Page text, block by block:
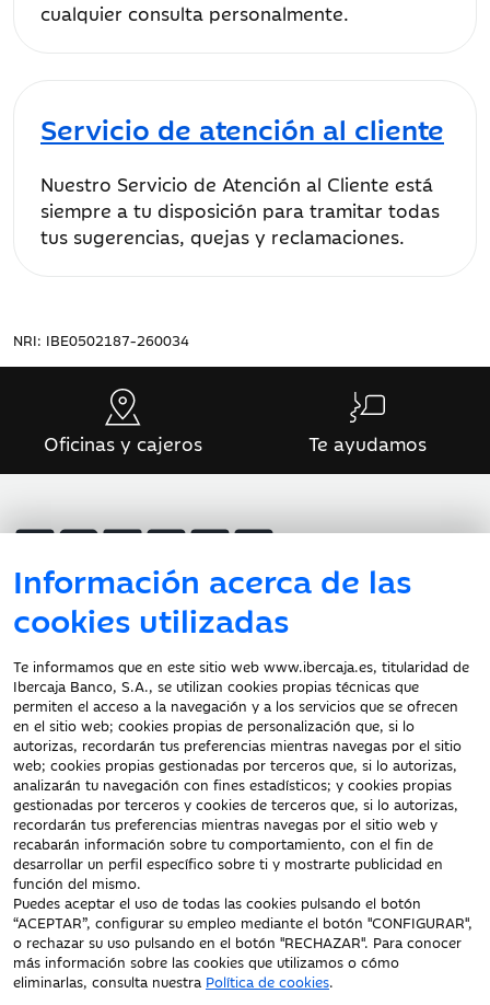
cualquier consulta personalmente.
Servicio de atención al cliente
Nuestro Servicio de Atención al Cliente está
siempre a tu disposición para tramitar todas
tus sugerencias, quejas y reclamaciones.
NRI: IBE0502187-260034
Información acerca de las
cookies utilizadas
Te informamos que en este sitio web www.ibercaja.es, titularidad de
Ibercaja Banco, S.A., se utilizan cookies propias técnicas que
permiten el acceso a la navegación y a los servicios que se ofrecen
en el sitio web; cookies propias de personalización que, si lo
autorizas, recordarán tus preferencias mientras navegas por el sitio
web; cookies propias gestionadas por terceros que, si lo autorizas,
analizarán tu navegación con fines estadísticos; y cookies propias
gestionadas por terceros y cookies de terceros que, si lo autorizas,
recordarán tus preferencias mientras navegas por el sitio web y
recabarán información sobre tu comportamiento, con el fin de
desarrollar un perfil específico sobre ti y mostrarte publicidad en
función del mismo.
Puedes aceptar el uso de todas las cookies pulsando el botón
“ACEPTAR”, configurar su empleo mediante el botón "CONFIGURAR",
o rechazar su uso pulsando en el botón "RECHAZAR". Para conocer
más información sobre las cookies que utilizamos o cómo
eliminarlas, consulta nuestra Política de cookies.
Oficinas y cajeros Te ayudamos
Atención al cliente
Documentación a clientes
Aviso Legal
Protección datos
personales
Tarifas y Cotizaciones
Tablón de Anuncios
Política de cookies
Declaración de
accesibilidad